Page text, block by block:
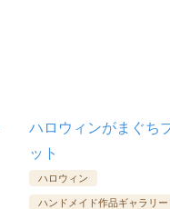
ハロウィンがまぐち
ット
ハロウィン
ハンドメイド作品ギャラリー